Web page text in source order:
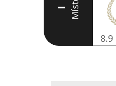
I Místo
8.9